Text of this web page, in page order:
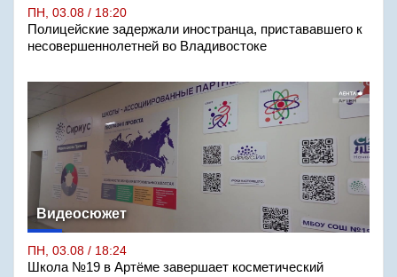
ПН, 03.08 / 18:20
Полицейские задержали иностранца, пристававшего к
несовершеннолетней во Владивостоке
Видеосюжет
ПН, 03.08 / 18:24
Школа №19 в Артёме завершает косметический